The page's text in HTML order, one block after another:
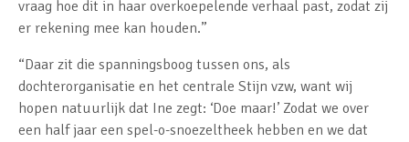
vraag hoe dit in haar overkoepelende verhaal past, zodat zij
er rekening mee kan houden.”
“Daar zit die spanningsboog tussen ons, als
dochterorganisatie en het centrale Stijn vzw, want wij
hopen natuurlijk dat Ine zegt: ‘Doe maar!’ Zodat we over
een half jaar een spel-o-snoezeltheek hebben en we dat